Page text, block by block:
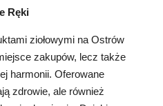
Ręki
ziołowymi na Ostrów
zakupów, lecz także
harmonii. Oferowane
zdrowie, ale również